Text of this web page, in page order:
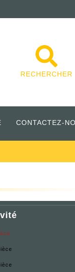
RECHERCHER
CONTACTEZ-